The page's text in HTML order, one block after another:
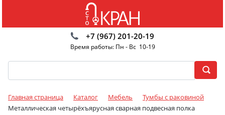
+7 (967) 201-20-19
Время работы: Пн - Вс 10-19
Главная страница Каталог Мебель
Тумбы с раковиной
Металлическая четырёхъярусная сварная подвесная полка